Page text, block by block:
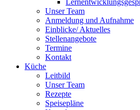
Unser Team
Anmeldung und Aufnahme
Einblicke/ Aktuelles
Stellenangebote
Termine
Kontakt
Küche
Leitbild
Unser Team
Rezepte
Speisepläne